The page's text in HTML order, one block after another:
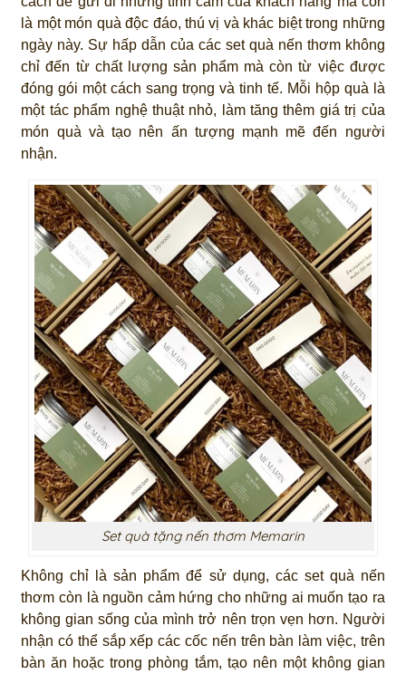
là một món quà độc đáo, thú vị và khác biệt trong những
ngày này. Sự hấp dẫn của các set quà nến thơm không
chỉ đến từ chất lượng sản phẩm mà còn từ việc được
đóng gói một cách sang trọng và tinh tế. Mỗi hộp quà là
một tác phẩm nghệ thuật nhỏ, làm tăng thêm giá trị của
món quà và tạo nên ấn tượng mạnh mẽ đến người
nhận.
Set quà tặng nến thơm Memarin
Không chỉ là sản phẩm để sử dụng, các set quà nến
thơm còn là nguồn cảm hứng cho những ai muốn tạo ra
không gian sống của mình trở nên trọn vẹn hơn. Người
nhận có thể sắp xếp các cốc nến trên bàn làm việc, trên
bàn ăn hoặc trong phòng tắm, tạo nên một không gian